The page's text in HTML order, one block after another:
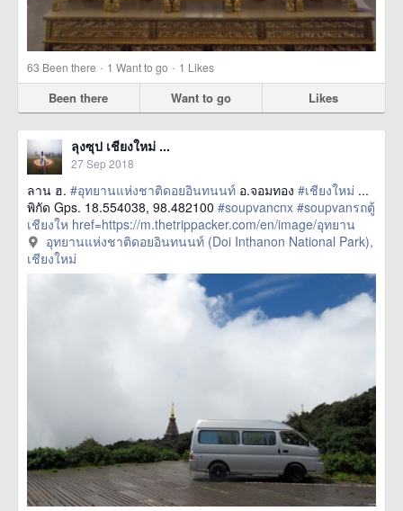
63 Been there · 1 Want to go · 1 Likes
Been there Want to go Likes
ลุงซุป เชียงใหม่ ...
27 Sep 2018
ลาน ฮ. #อุทยานแห่งชาติดอยอินทนนท์ อ.จอมทอง #เชียงใหม่ ...
พิกัด Gps. 18.554038, 98.482100 #soupvancnx #soupvanรถตู้
เชียงให href=https://m.thetrippacker.com/en/image/อุทยาน
แห่งชาติดอยอินทนนท์DoiInthanonNationalPark/213608> more
อุทยานแห่งชาติดอยอินทนนท์ (Doi Inthanon National Park),
เชียงใหม่